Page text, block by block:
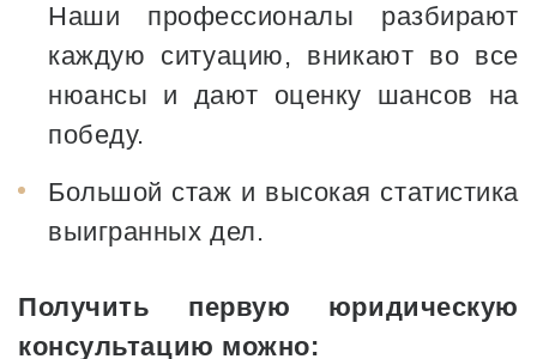
Наши профессионалы разбирают
каждую ситуацию, вникают во все
нюансы и дают оценку шансов на
победу.
Большой стаж и высокая статистика
выигранных дел.
Получить первую юридическую
консультацию можно: